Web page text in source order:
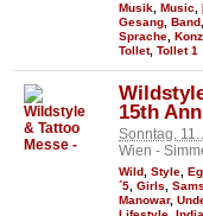
Musik Music
Gesang Band
Sprache
Tollet, Tollet 1
15th
Sonntag,
Wien -
Wild, Style,
´5, Girls,
Manowar,